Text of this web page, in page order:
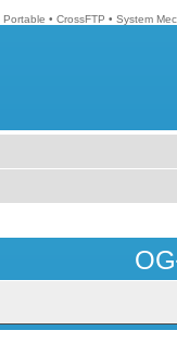
Portable • CrossFTP • System